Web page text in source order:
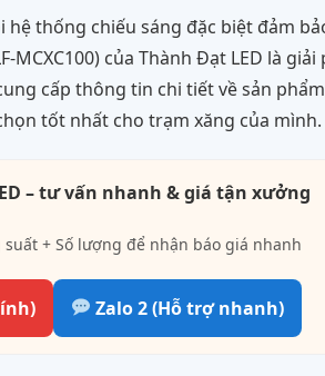
thống chiếu sáng đặc biệt đảm
MCXC100) của Thành Đạt LED là
cấp thông tin chi tiết về sản
tốt nhất cho trạm xăng của mình.
– tư vấn nhanh & giá tận xưởng
suất + Số lượng để nhận báo giá nhanh
Zalo 2 (Hỗ trợ nhanh)